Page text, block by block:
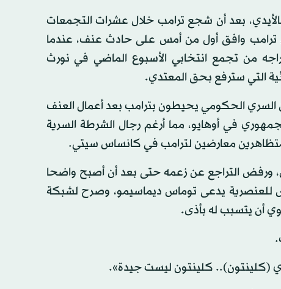
بعد أن شجع ترامب خلال عشرات التجمعات
ترامب وافق أول من أمس على حادث عنف، عندما
من تجمع انتخابي الأسبوع الماضي في نورث
التي سترفع بحق المعتدي.
السري الحكومي يحيطون بترامب بعد أعمال العنف
في أوهايو، مما أرغم رجال الشرطة السرية
معارضين لترامب في كانساس سيتي.
ورفض التراجع عن زعمه حتى بعد أن أصبح واضحا
زائف. فالرجل المعني شاب (22 عاما) معارض للعنصرية يدعى توماس ديماسيمو، وصرح لشبكة
أن يتسبب له بأذى.
(كلينتون).. كلينتون ليست جيدة».